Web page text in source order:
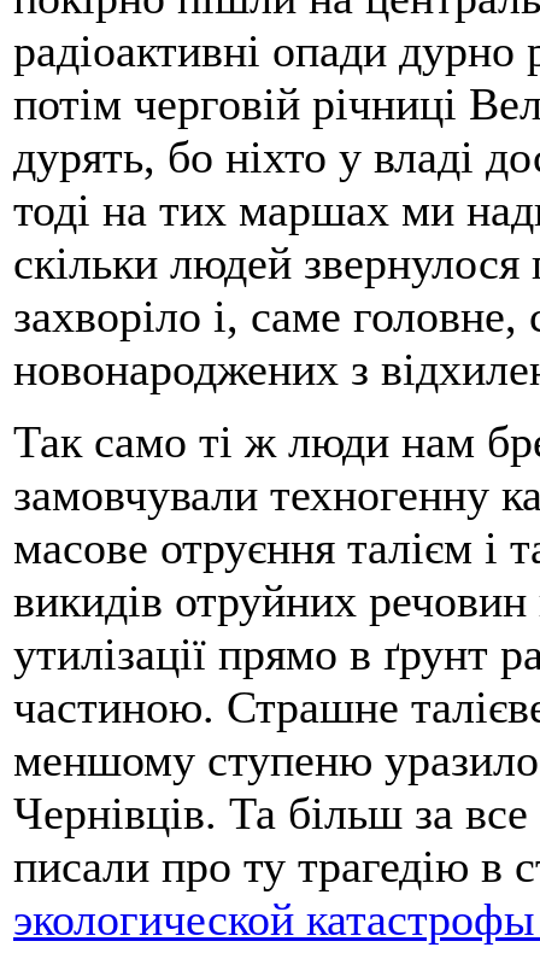
радіоактивні опади
потім черговій річниці
дурять, бо ніхто у владі
тоді на тих маршах ми
скільки людей
захворіло і, саме головне,
новонароджених з
Так само ті ж люди нам
замовчували техногенну
масове отруєння талієм і
викидів отруйних
утилізації прямо в ґрунт
частиною. Страшне
меншому ступеню уразило
Чернівців. Та більш за
писали про ту трагедію в
экологической